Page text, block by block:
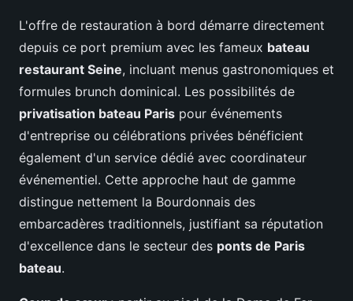
L'offre de restauration à bord démarre directement
depuis ce port premium avec les fameux bateau
restaurant Seine, incluant menus gastronomiques et
formules brunch dominical. Les possibilités de
privatisation bateau Paris pour événements
d'entreprise ou célébrations privées bénéficient
également d'un service dédié avec coordinateur
événementiel. Cette approche haut de gamme
distingue nettement la Bourdonnais des
embarcadères traditionnels, justifiant sa réputation
d'excellence dans le secteur des ponts de Paris
bateau.